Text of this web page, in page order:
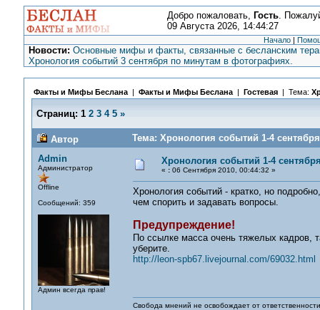
Добро пожаловать, Гость.
09 Августа 2026, 14:44:27
Начало |
Новости: Основные мифы и факты, связанные с бесланским
Хронология событий 3 сентября по минутам в фотографиях.
Факты и Мифы Беслана| Факты и Мифы Беслана| Гостевая | Тема:
Страниц: 1 2 3 4 5 »
Автор
Тема: Хронология событий 1-4
Admin
Администратор
Offline
Сообщений: 359
Админ всегда прав!
Хронология событий 1-4
« :06 Сентября 2010, 00:44:32 »
Хронология событий - кратко, но
чем спорить и задавать вопросы.
Предупреждение!
По ссылке масса очень тяжелых кадров,
уберите.
http://leon-spb67.livejournal.com/69032.html
Свобода мнений не освобождает от